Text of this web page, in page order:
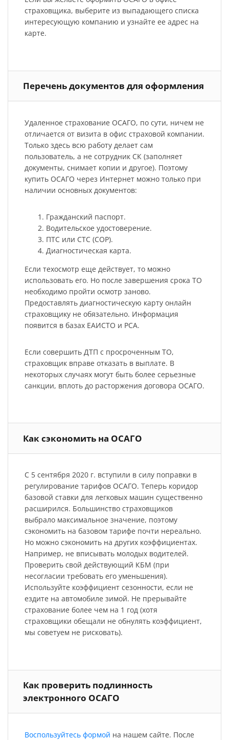
страховщика, выберите из выпадающего списка
интересующую компанию и узнайте ее адрес на
карте.
Перечень документов для оформления
Удаленное страхование ОСАГО, по сути, ничем не
отличается от визита в офис страховой компании.
Только здесь всю работу делает сам
пользователь, а не сотрудник СК (заполняет
документы, снимает копии и другое). Поэтому
купить ОСАГО через Интернет можно только при
наличии основных документов:
Гражданский паспорт.
Водительское удостоверение.
ПТС или СТС (СОР).
Диагностическая карта.
Если техосмотр еще действует, то можно
использовать его. Но после завершения срока ТО
необходимо пройти осмотр заново.
Предоставлять диагностическую карту онлайн
страховщику не обязательно. Информация
появится в базах ЕАИСТО и РСА.
Если совершить ДТП с просроченным ТО,
страховщик вправе отказать в выплате. В
некоторых случаях могут быть более серьезные
санкции, вплоть до расторжения договора ОСАГО.
Как сэкономить на ОСАГО
С 5 сентября 2020 г. вступили в силу поправки в
регулирование тарифов ОСАГО. Теперь коридор
базовой ставки для легковых машин существенно
расширился. Большинство страховщиков
выбрало максимальное значение, поэтому
сэкономить на базовом тарифе почти нереально.
Но можно сэкономить на других коэффициентах.
Например, не вписывать молодых водителей.
Проверить свой действующий КБМ (при
несогласии требовать его уменьшения).
Используйте коэффициент сезонности, если не
ездите на автомобиле зимой. Не прерывайте
страхование более чем на 1 год (хотя
страховщики обещали не обнулять коэффициент,
мы советуем не рисковать).
Как проверить подлинность
электронного ОСАГО
Воспользуйтесь формой на нашем сайте. После